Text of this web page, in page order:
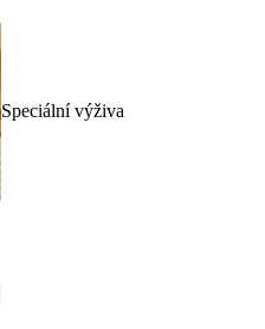
Speciální výživa